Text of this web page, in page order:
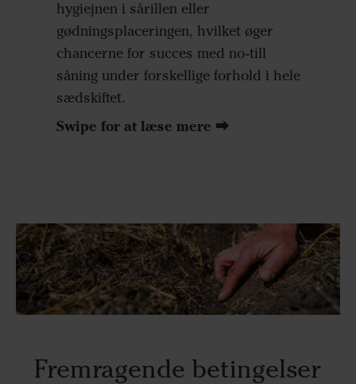
hygiejnen i sårillen eller
gødningsplaceringen, hvilket øger
chancerne for succes med no-till
såning under forskellige forhold i hele
sædskiftet.
Swipe for at læse mere ⮕
Fremragende betingelser